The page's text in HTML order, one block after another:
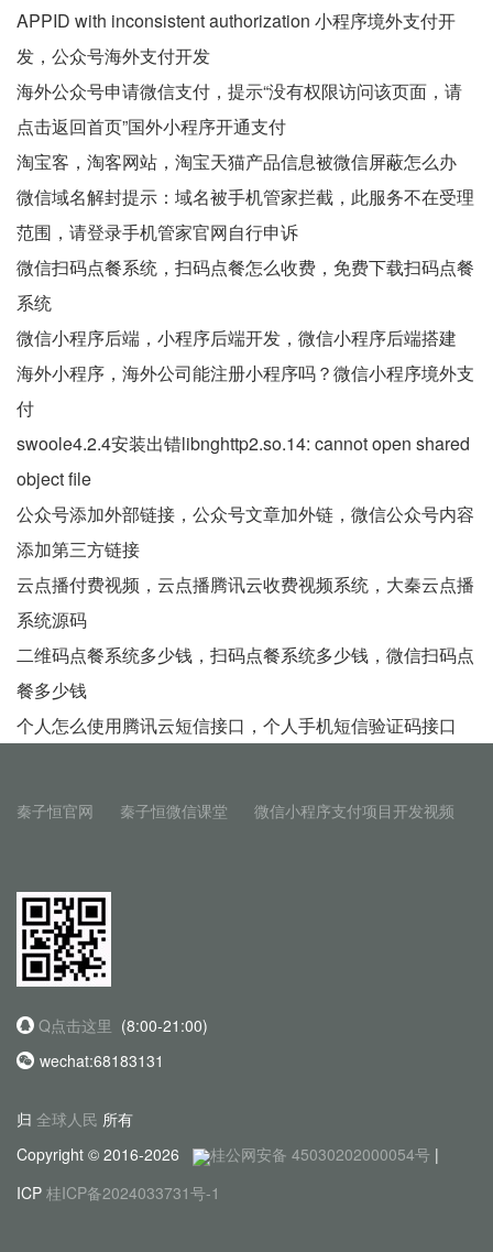
APPID with inconsistent authorization 小程序境外支付开
发，公众号海外支付开发
海外公众号申请微信支付，提示“没有权限访问该页面，请
点击返回首页”国外小程序开通支付
淘宝客，淘客网站，淘宝天猫产品信息被微信屏蔽怎么办
微信域名解封提示：域名被手机管家拦截，此服务不在受理
范围，请登录手机管家官网自行申诉
微信扫码点餐系统，扫码点餐怎么收费，免费下载扫码点餐
系统
微信小程序后端，小程序后端开发，微信小程序后端搭建
海外小程序，海外公司能注册小程序吗？微信小程序境外支
付
swoole4.2.4安装出错libnghttp2.so.14: cannot open shared
object file
公众号添加外部链接，公众号文章加外链，微信公众号内容
添加第三方链接
云点播付费视频，云点播腾讯云收费视频系统，大秦云点播
系统源码
二维码点餐系统多少钱，扫码点餐系统多少钱，微信扫码点
餐多少钱
个人怎么使用腾讯云短信接口，个人手机短信验证码接口
秦子恒官网 秦子恒微信课堂 微信小程序支付项目开发视频
Q点击这里 (8:00-21:00)
wechat:68183131
归 全球人民 所有
Copyright © 2016-2026
桂公网安备 45030202000054号 |
ICP 桂ICP备2024033731号-1